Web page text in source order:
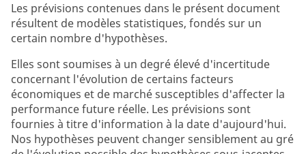
Les prévisions contenues dans le présent document
résultent de modèles statistiques, fondés sur un
certain nombre d'hypothèses.
Elles sont soumises à un degré élevé d'incertitude
concernant l'évolution de certains facteurs
économiques et de marché susceptibles d'affecter la
performance future réelle. Les prévisions sont
fournies à titre d'information à la date d'aujourd'hui.
Nos hypothèses peuvent changer sensiblement au gré